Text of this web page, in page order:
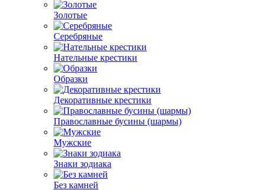
Золотые
Серебряные
Нательные крестики
Образки
Декоративные крестики
Православные бусины (шармы)
Мужские
Знаки зодиака
Без камней